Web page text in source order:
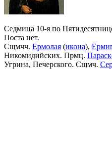
Седмица 10-я по
Поста нет.
Сщмчч. Ермолая (икона),
Никомидийских. Прмц.
Угрина, Печерского. Сщмч.